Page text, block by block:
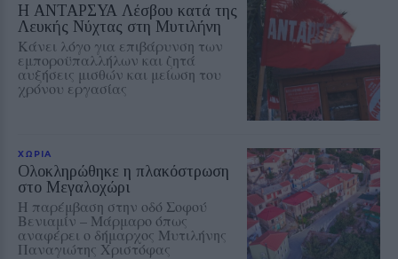
Η ΑΝΤΑΡΣΥΑ Λέσβου κατά της
Λευκής Νύχτας στη Μυτιλήνη
Κάνει λόγο για επιβάρυνση των
εμποροϋπαλλήλων και ζητά
αυξήσεις μισθών και μείωση του
χρόνου εργασίας
ΧΩΡΙΑ
Ολοκληρώθηκε η πλακόστρωση
στο Μεγαλοχώρι
Η παρέμβαση στην οδό Σοφού
Βενιαμίν – Μάρμαρο όπως
αναφέρει ο δήμαρχος Μυτιλήνης
Παναγιώτης Χριστόφας